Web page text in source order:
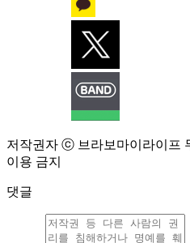
저작권자 ⓒ 브라보마이라이프
이용 금지
댓글